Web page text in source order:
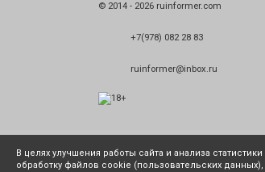
© 2014 - 2026 ruinformer.com
+7(978) 082 28 83
ruinformer@inbox.ru
В целях улучшения работы сайта и анализа
обработку файлов cookie (пользовательских